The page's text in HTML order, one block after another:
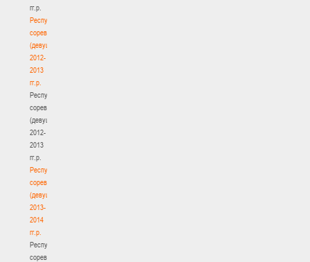
гг.р.
Республиканские
соревнования
(девушки)
2012-
2013
гг.р.
Республиканские
соревнования
(девушки)
2012-
2013
гг.р.
Республиканские
соревнования
(девушки)
2013-
2014
гг.р.
Республиканские
соревнования